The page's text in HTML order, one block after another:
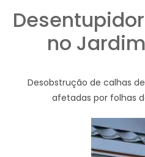
no
Desobstrução de calhas
afetadas por folhas